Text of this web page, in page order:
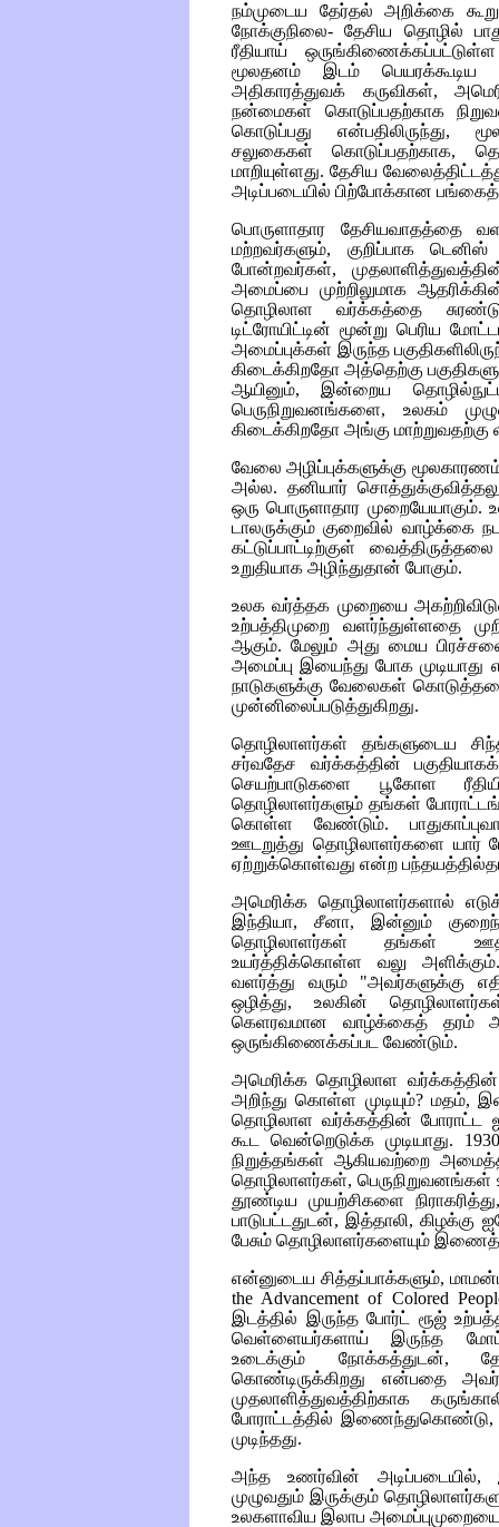
நம்முடைய தேர்தல் அறிக்கை
நோக்குநிலை- தேசிய தொழில்
ரீதியாய்
மூலதனம் இடம் பெயரக்கூடிய
அதிகாரத்துவக் கருவிகள்,
நன்மைகள் கொடுப்பதற்காக
கொடுப்பது என்பதிலிருந்து,
சலுகைகள் கொடுப்பதற்காக,
மாறியுள்ளது. தேசிய
அடிப்படையில் பிற்போக்கான
பொருளாதார தேசியவாதத்தை
மற்றவர்களும், குறிப்பாக டெனிஸ்
போன்றவர்கள்,
அமைப்பை முற்றிலுமாக
தொழிலாள வர்க்கத்தை
டிட்ரோயிட்டின் மூன்று பெரிய
அமைப்புக்கள் இருந்த
கிடைக்கிறதோ அத்தெற்கு
ஆயினும், இன்றைய
பெருநிறுவனங்களை, உலகம்
கிடைக்கிறதோ அங்கு
வேலை அழிப்புக்களுக்கு
அல்ல. தனியார்
ஒரு பொருளாதார
டாலருக்கும் குறைவில் வாழ்க்கை
கட்டுப்பாட்டிற்குள்
உறுதியாக அழிந்துதான் போகும்.
உலக வர்த்தக முறையை
உற்பத்திமுறை வளர்ந்துள்ளதை
ஆகும். மேலும் அது மைய
அமைப்பு இயைந்து போக
நாடுகளுக்கு வேலைகள்
முன்னிலைப்படுத்துகிறது.
தொழிலாளர்கள் தங்களுடைய
சர்வதேச வர்க்கத்தின்
செயற்பாடுகளை பூகோள
தொழிலாளர்களும் தங்கள்
கொள்ள வேண்டும்.
ஊடறுத்து தொழிலாளர்களை யார்
ஏற்றுக்கொள்வது என்ற
அமெரிக்க தொழிலாளர்களால்
இந்தியா, சீனா, இன்னும்
தொழிலாளர்கள் தங்கள்
உயர்த்திக்கொள்ள வலு
வளர்த்து வரும் "அவர்களுக்கு
ஒழித்து, உலகின்
கெளரவமான வாழ்க்கைத் தரம்
ஒருங்கிணைக்கப்பட வேண்டும்.
அமெரிக்க தொழிலாள வர்க்கத்தின்
அறிந்து கொள்ள முடியும்?
தொழிலாள வர்க்கத்தின்
கூட வென்றெடுக்க முடியாது.
நிறுத்தங்கள் ஆகியவற்றை
தொழிலாளர்கள்,
தூண்டிய முயற்சிகளை
பாடுபட்டதுடன், இத்தாலி, கிழக்கு
பேசும் தொழிலாளர்களையும்
என்னுடைய சித்தப்பாக்களும்,
the Advancement of Colored
இடத்தில் இருந்த போர்ட் ரூஜ்
வெள்ளையர்களாய் இருந்த
உடைக்கும் நோக்கத்துடன்,
கொண்டிருக்கிறது என்பதை
முதலாளித்துவத்திற்காக
போராட்டத்தில் இணைந்துகொண்டு,
முடிந்தது.
அந்த உணர்வின் அடிப்படையில்,
முழுவதும் இருக்கும்
உலகளாவிய இலாப அமைப்புமுறையை